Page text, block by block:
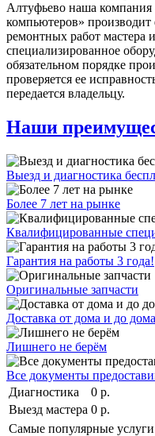
Алтуфьево наша
компьютеров»
ремонтных работ мастера
специализированное
обязательном порядке
проверяется ее
передается владельцу.
Наши
Выезд и диагностика
Более 7 лет на рынке
Квалифицированные
Гарантия на работы 3 года!
Оригинальные запчасти
Доставка от дома и до дома
Лишнего не берём
Все документы
Диагностика
0 р.
Выезд мастера 0 р.
Самые популярные услуги